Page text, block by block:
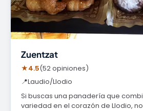
Zuentzat
★4.5(52 opiniones)
📍Laudio/Llodio
Si buscas una panadería que
variedad en el corazón de Llodio,